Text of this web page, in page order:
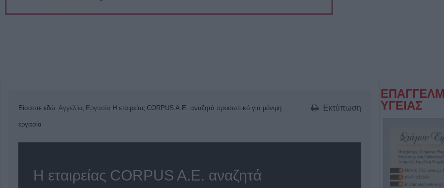
Εκτύπωση
Είσαστε εδώ: Αγγελίες Εργασία Η εταιρείας CORPUS A.E. αναζητά προσωπικό για μόνιμη
εργασία
Η εταιρείας CORPUS A.E. αναζητά
ΥΓΕΙΑΣ